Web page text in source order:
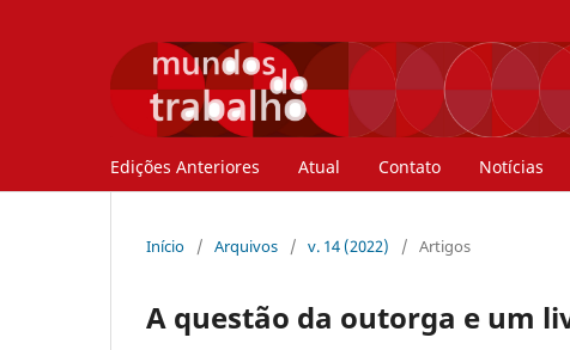
Edições Anteriores Atual Contato Notícias
Início / Arquivos / v. 14 (2022) / Artigos
A questão da outorga e um